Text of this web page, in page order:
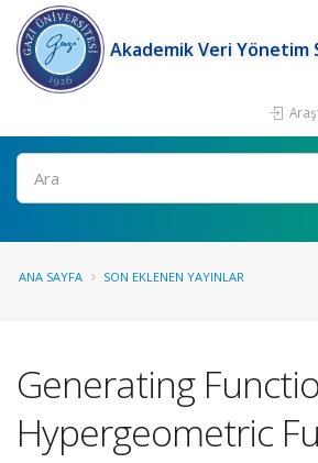
Akademik Veri Yönetim
Ara
ANA SAYFA SON EKLENEN YAYINLAR
Generating
Hypergeometric